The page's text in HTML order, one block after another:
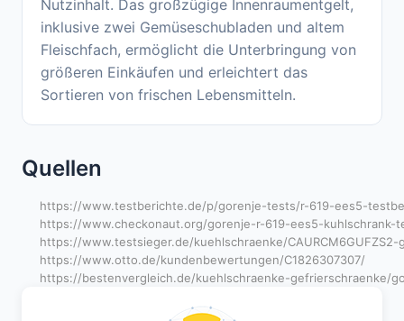
Nutzinhalt. Das großzügige Innenraumentgelt,
inklusive zwei Gemüseschubladen und altem
Fleischfach, ermöglicht die Unterbringung von
größeren Einkäufen und erleichtert das
Sortieren von frischen Lebensmitteln.
Quellen
https://www.testberichte.de/p/gorenje-tests/r-619-ees5-
https://www.checkonaut.org/gorenje-r-619-ees5-kuhlschrank-
https://www.testsieger.de/kuehlschraenke/
https://www.otto.de/kundenbewertungen/C1826307307/
https://bestenvergleich.de/kuehlschraenke-gefrierschraenke/